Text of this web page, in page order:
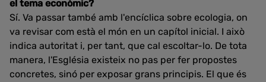
el tema econòmic?
Sí. Va passar també amb l'encíclica sobre ecologia, on
va revisar com està el món en un capítol inicial. I això
indica autoritat i, per tant, que cal escoltar-lo. De tota
manera, l'Església existeix no pas per fer propostes
concretes, sinó per exposar grans principis. El que és